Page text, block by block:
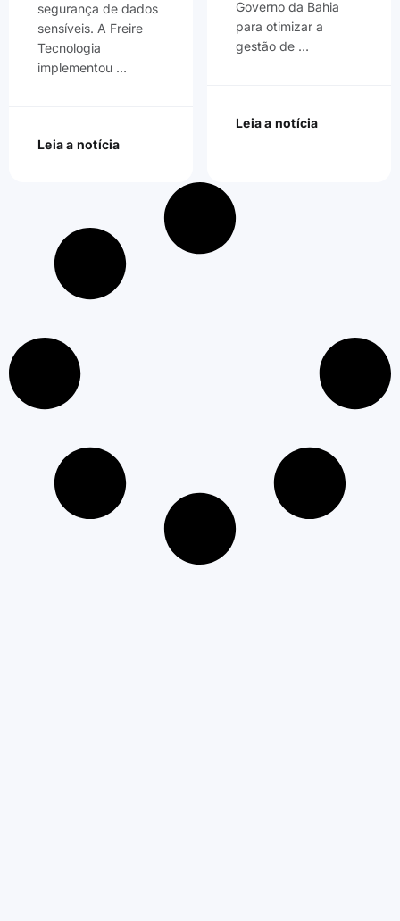
segurança de dados
sensíveis. A Freire
Tecnologia
implementou …
Leia a notícia
Governo da Bahia
para otimizar a
gestão de …
Leia a notícia